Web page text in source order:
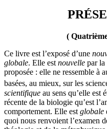
(
Ce livre est l’exposé d’une
globale. Elle est nouvelle par la
proposée : elle ne ressemble à
basées, au mieux, sur les
scientifique au sens qu’elle est
récente de la biologie qu’est
comportement. Elle est globale
quoi nous renvoient l’examen